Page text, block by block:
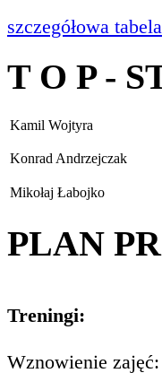
szczegółowa tabela
T O P -
Kamil Wojtyra
Konrad Andrzejczak
Mikołaj Łabojko
PLAN
Treningi:
Wznowienie zajęć: